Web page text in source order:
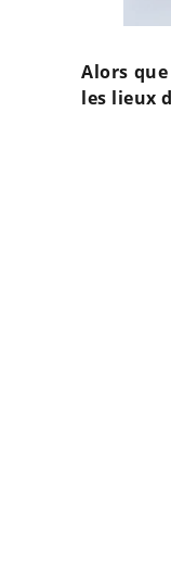
Alors
les lieux